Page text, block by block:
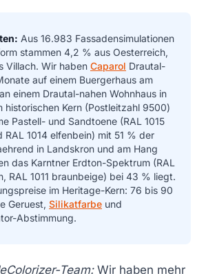
Aus 16.983 Fassadensimulationen
stammen 4,2 % aus Oesterreich,
Villach. Wir haben Caparol Drautal-
auf einem Buergerhaus am
einem Drautal-nahen Wohnhaus in
historischen Kern (Postleitzahl 9500)
Pastell- und Sandtoene (RAL 1015
RAL 1014 elfenbein) mit 51 % der
in Landskron und am Hang
das Karntner Erdton-Spektrum (RAL
RAL 1011 braunbeige) bei 43 % liegt.
im Heritage-Kern: 76 bis 90
Geruest, Silikatfarbe und
Abstimmung.
Team:Wir haben mehr